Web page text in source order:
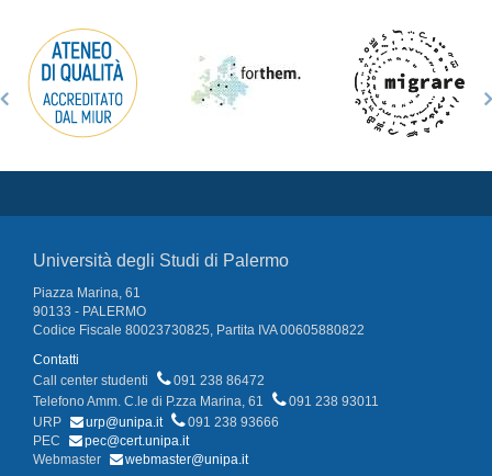
Università degli Studi di Palermo
Piazza Marina, 61
90133 - PALERMO
Codice Fiscale 80023730825, Partita IVA 00605880822
Contatti
Call center studenti
091 238 86472
Telefono Amm. C.le di P.zza Marina, 61
091 238 93011
URP
urp@unipa.it
091 238 93666
PEC
pec@cert.unipa.it
Webmaster
webmaster@unipa.it